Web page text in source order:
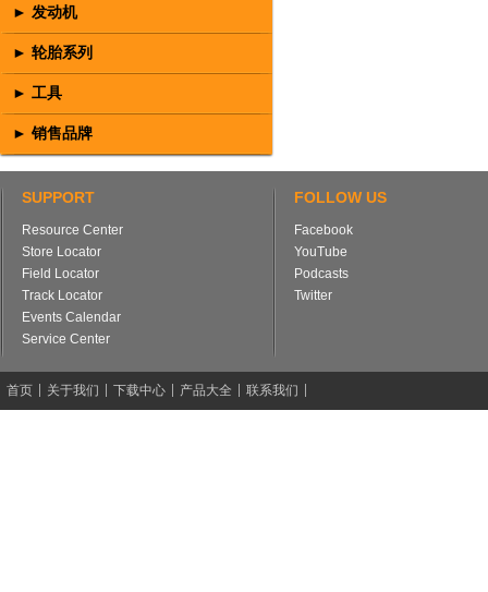
► 发动机
► 轮胎系列
► 工具
► 销售品牌
SUPPORT
Resource Center
Store Locator
Field Locator
Track Locator
Events Calendar
Service Center
FOLLOW US
Facebook
YouTube
Podcasts
Twitter
首页 关于我们 下载中心 产品大全 联系我们